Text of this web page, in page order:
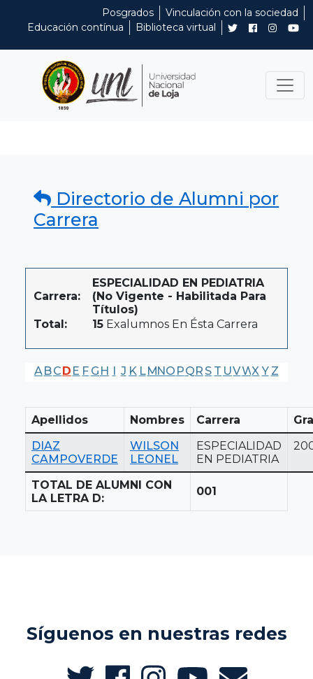
Posgrados
Vinculación con la sociedad
Educación contínua
Biblioteca virtual
Directorio de Alumni por
Carrera
Carrera:
ESPECIALIDAD EN PEDIATRIA
(No Vigente - Habilitada Para
Títulos)
Total:
15 Exalumnos En Ésta Carrera
A BCD E F G H I J K LMNO PQR S T UVWX Y Z
Apellidos Nombres Carrera
DIAZ
CAMPOVERDE
WILSON
LEONEL
ESPECIALIDAD
EN PEDIATRIA
TOTAL DE ALUMNI CON
LA LETRA D:
001
Síguenos en nuestras redes